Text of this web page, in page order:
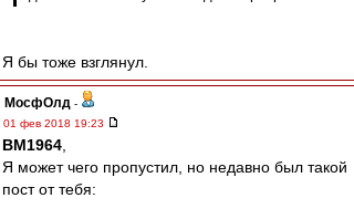
Я бы тоже взглянул.
МосфОлд -
01 фев 2018 19:23
BM1964
Я может чего пропустил, но недавно был такой
пост от тебя: